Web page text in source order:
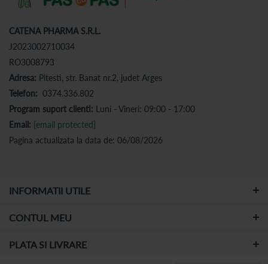
CATENA PHARMA S.R.L.
J2023002710034
RO3008793
Adresa: Pitesti, str. Banat nr.2, judet Arges
Telefon: 0374.336.802
Program suport clienti: Luni - Vineri: 09:00 - 17:00
Email: [email protected]
Pagina actualizata la data de: 06/08/2026
INFORMATII UTILE
CONTUL MEU
PLATA SI LIVRARE